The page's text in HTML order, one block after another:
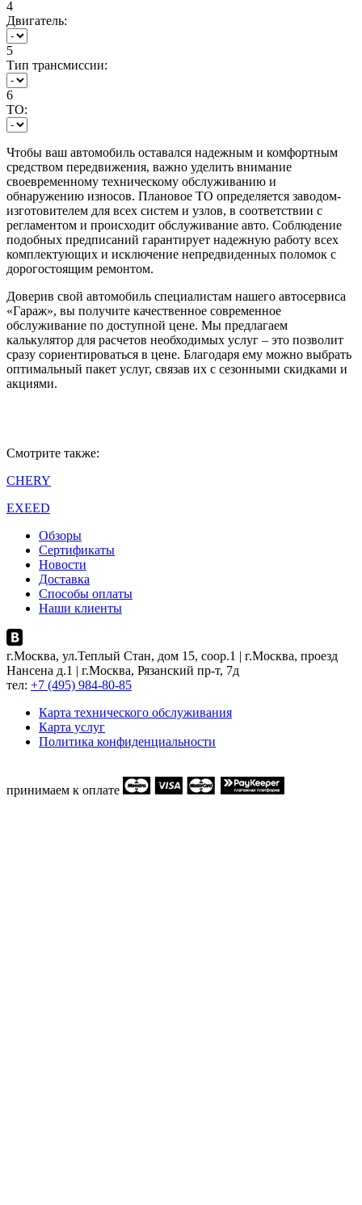
4
Двигатель:
5
Тип трансмиссии:
6
ТО:
Чтобы ваш автомобиль оставался надежным и комфортным
средством передвижения, важно уделить внимание
своевременному техническому обслуживанию и
обнаружению износов. Плановое ТО определяется заводом-
изготовителем для всех систем и узлов, в соответствии с
регламентом и происходит обслуживание авто. Соблюдение
подобных предписаний гарантирует надежную работу всех
комплектующих и исключение непредвиденных поломок с
дорогостоящим ремонтом.
Доверив свой автомобиль специалистам нашего автосервиса
«Гараж», вы получите качественное современное
обслуживание по доступной цене. Мы предлагаем
калькулятор для расчетов необходимых услуг – это позволит
сразу сориентироваться в цене. Благодаря ему можно выбрать
оптимальный пакет услуг, связав их с сезонными скидками и
акциями.
Смотрите также:
CHERY
EXEED
Обзоры
Сертификаты
Новости
Доставка
Способы оплаты
Наши клиенты
г.Москва, ул.Теплый Стан, дом 15, соор.1 | г.Москва, проезд
Нансена д.1 | г.Москва, Рязанский пр-т, 7д
тел: +7 (495) 984-80-85
Карта технического обслуживания
Карта услуг
Политика конфиденциальности
принимаем к оплате